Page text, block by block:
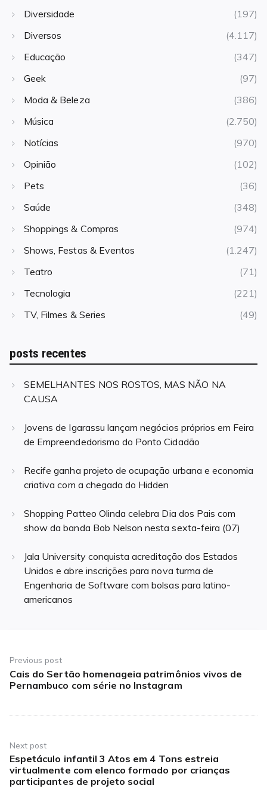
Diversidade
(197)
Diversos
(4.117)
Educação
(347)
Geek
(97)
Moda & Beleza
(386)
Música
(2.750)
Notícias
(970)
Opinião
(102)
Pets
(36)
Saúde
(348)
Shoppings & Compras
(974)
Shows, Festas & Eventos
(1.247)
Teatro
(71)
Tecnologia
(221)
TV, Filmes & Series
(49)
posts recentes
SEMELHANTES NOS ROSTOS, MAS NÃO NA
CAUSA
Jovens de Igarassu lançam negócios próprios em Feira
de Empreendedorismo do Ponto Cidadão
Recife ganha projeto de ocupação urbana e economia
criativa com a chegada do Hidden
Shopping Patteo Olinda celebra Dia dos Pais com
show da banda Bob Nelson nesta sexta-feira (07)
Jala University conquista acreditação dos Estados
Unidos e abre inscrições para nova turma de
Engenharia de Software com bolsas para latino-
americanos
de
Post
Previous post
Previous
post:
Cais do Sertão homenageia patrimônios vivos de
Pernambuco com série no Instagram
Next post
Next
post:
Espetáculo infantil 3 Atos em 4 Tons estreia
virtualmente com elenco formado por crianças
participantes de projeto social